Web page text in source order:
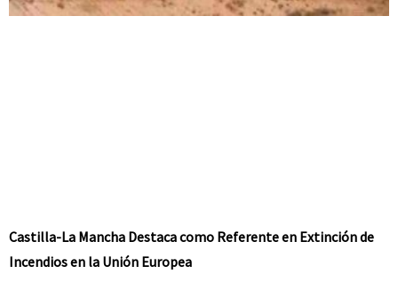
Castilla-La Mancha Destaca como Referente en Extinción de
Incendios en la Unión Europea